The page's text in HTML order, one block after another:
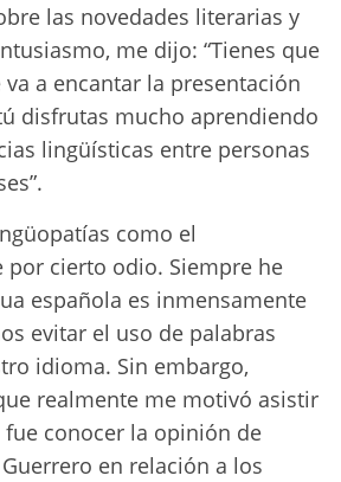
las novedades literarias y
me dijo: “Tienes que
a encantar la presentación
disfrutas mucho aprendiendo
lingüísticas entre personas
como el
cierto odio. Siempre he
española es inmensamente
evitar el uso de palabras
idioma. Sin embargo,
realmente me motivó asistir
conocer la opinión de
en relación a los